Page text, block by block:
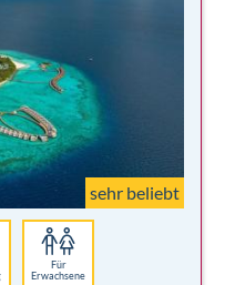
sehr beliebt
Für
Erwachsene